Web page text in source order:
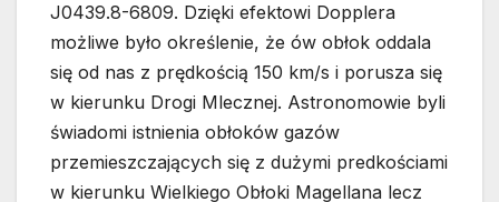
J0439.8-6809. Dzięki efektowi Dopplera
możliwe było określenie, że ów obłok oddala
się od nas z prędkością 150 km/s i porusza się
w kierunku Drogi Mlecznej. Astronomowie byli
świadomi istnienia obłoków gazów
przemieszczających się z dużymi predkościami
w kierunku Wielkiego Obłoki Magellana lecz